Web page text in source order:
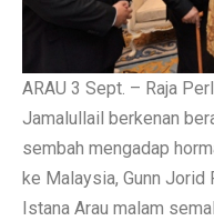
ARAU 3 Sept. – Raja
Jamalullail berkenan
sembah mengadap
ke Malaysia, Gunn Jorid
Istana Arau malam